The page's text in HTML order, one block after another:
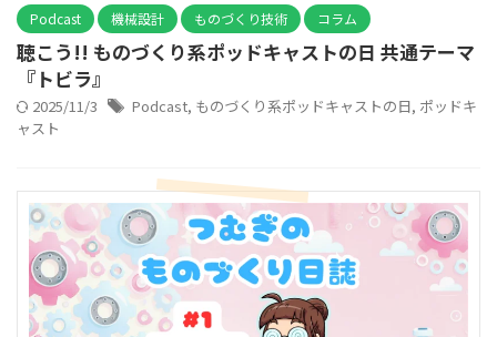
Podcast 機械設計 ものづくり技術 コラム
聴こう!! ものづくり系ポッドキャストの日 共通テーマ
『トビラ』
2025/11/3 Podcast, ものづくり系ポッドキャストの日, ポッドキ
ャスト